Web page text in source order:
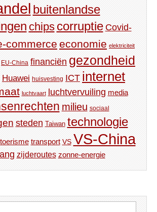
buitenlandse
chips corruptie Covid-
commerce economie elektriciteit
EU-China financiën gezondheid
Huawei huisvesting ICT internet
luchtvaart luchtvervuiling media
milieu sociaal
steden Taiwan technologie
toerisme transport VS VS-China
zijderoutes zonne-energie